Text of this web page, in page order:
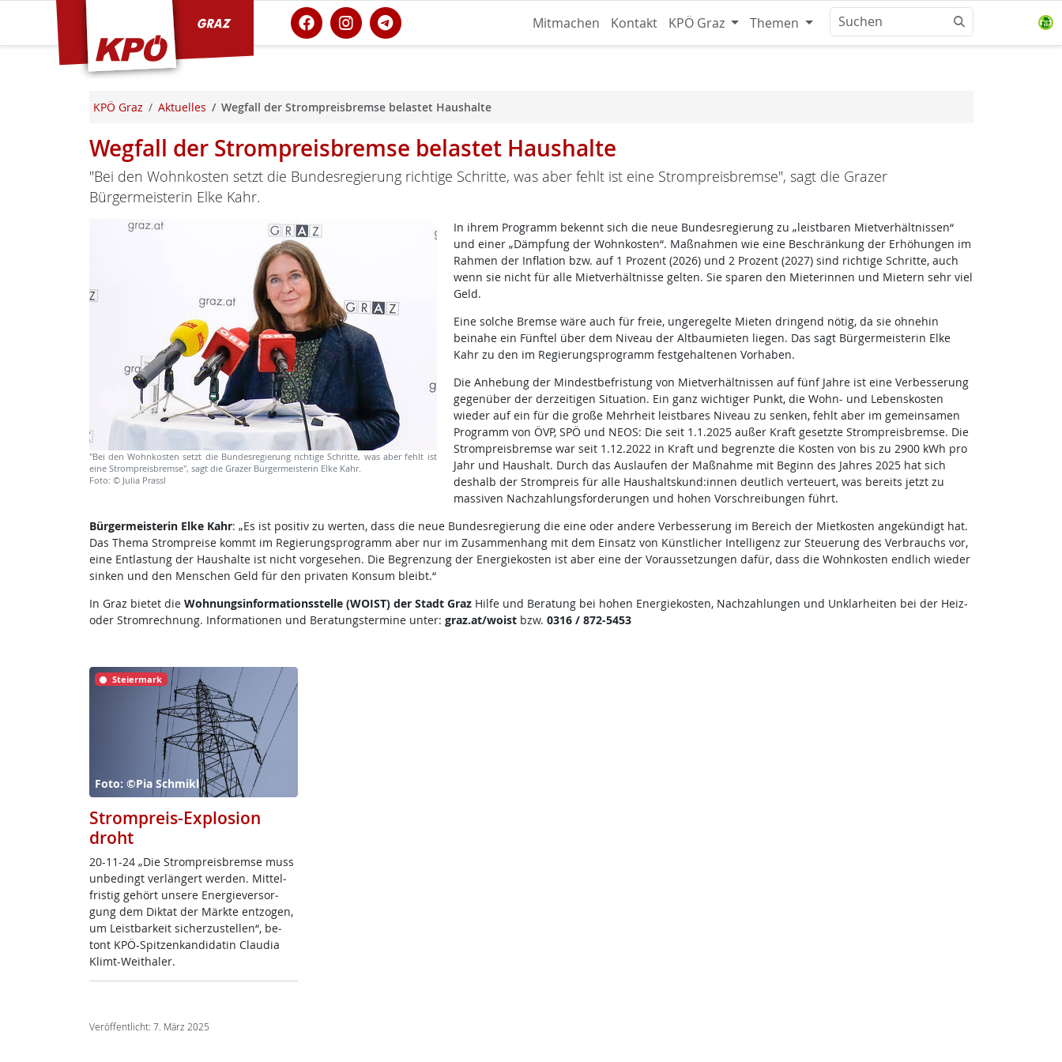
Mitmachen Kontakt KPÖ Graz Themen
KPÖ Graz Aktuelles Wegfall der Strompreisbremse belastet Haushalte
Wegfall der Strompreisbremse belastet Haushalte
"Bei den Wohnkosten setzt die Bundesregierung richtige Schritte, was aber fehlt ist eine Strompreisbremse", sagt die Grazer
Bürgermeisterin Elke Kahr.
"Bei den Wohnkosten setzt die Bundesregierung richtige Schritte, was aber fehlt ist
eine Strompreisbremse", sagt die Grazer Bürgermeisterin Elke Kahr.
Foto: © Julia Prassl
In ihrem Programm bekennt sich die neue Bundesregierung zu „leistbaren Mietverhältnissen“
und einer „Dämpfung der Wohnkosten“. Maßnahmen wie eine Beschränkung der Erhöhungen im
Rahmen der Inflation bzw. auf 1 Prozent (2026) und 2 Prozent (2027) sind richtige Schritte, auch
wenn sie nicht für alle Mietverhältnisse gelten. Sie sparen den Mieterinnen und Mietern sehr viel
Geld.
Eine solche Bremse wäre auch für freie, ungeregelte Mieten dringend nötig, da sie ohnehin
beinahe ein Fünftel über dem Niveau der Altbaumieten liegen. Das sagt Bürgermeisterin Elke
Kahr zu den im Regierungsprogramm festgehaltenen Vorhaben.
Die Anhebung der Mindestbefristung von Mietverhältnissen auf fünf Jahre ist eine Verbesserung
gegenüber der derzeitigen Situation. Ein ganz wichtiger Punkt, die Wohn- und Lebenskosten
wieder auf ein für die große Mehrheit leistbares Niveau zu senken, fehlt aber im gemeinsamen
Programm von ÖVP, SPÖ und NEOS: Die seit 1.1.2025 außer Kraft gesetzte Strompreisbremse. Die
Strompreisbremse war seit 1.12.2022 in Kraft und begrenzte die Kosten von bis zu 2900 kWh pro
Jahr und Haushalt. Durch das Auslaufen der Maßnahme mit Beginn des Jahres 2025 hat sich
deshalb der Strompreis für alle Haushaltskund:innen deutlich verteuert, was bereits jetzt zu
massiven Nachzahlungsforderungen und hohen Vorschreibungen führt.
Bürgermeisterin Elke Kahr: „Es ist positiv zu werten, dass die neue Bundesregierung die eine oder andere Verbesserung im Bereich der Mietkosten angekündigt hat.
Das Thema Strompreise kommt im Regierungsprogramm aber nur im Zusammenhang mit dem Einsatz von Künstlicher Intelligenz zur Steuerung des Verbrauchs vor,
eine Entlastung der Haushalte ist nicht vorgesehen. Die Begrenzung der Energiekosten ist aber eine der Voraussetzungen dafür, dass die Wohnkosten endlich wieder
sinken und den Menschen Geld für den privaten Konsum bleibt.“
In Graz bietet die Wohnungsinformationsstelle (WOIST) der Stadt GrazHilfe und Beratung bei hohen Energiekosten, Nachzahlungen und Unklarheiten bei der Heiz-
oder Stromrechnung. Informationen und Beratungstermine unter: graz.at/woistbzw. 0316 / 872-5453
Steiermark
Foto: ©Pia Schmikl
Strompreis-Explosion
droht
20-11-24 „Die Strom­p­reis­b­rem­se muss
un­be­dingt ver­län­gert wer­den. Mit­tel­
fris­tig ge­hört un­se­re En­er­gie­ver­sor­
gung dem Dik­tat der Märk­te entzo­gen,
um Leist­bar­keit si­cher­zu­s­tel­len“, be­
tont KPÖ-Spit­zen­kan­di­da­tin Clau­dia
Klimt-Weitha­ler.
Veröffentlicht: 7. März 2025